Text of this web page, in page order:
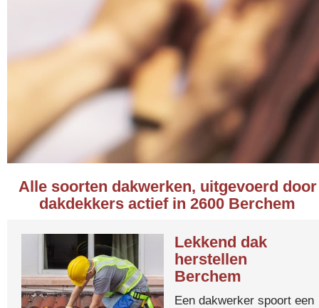
Alle soorten dakwerken, uitgevoerd door
dakdekkers actief in 2600 Berchem
Lekkend dak
herstellen
Berchem
Een dakwerker spoort een